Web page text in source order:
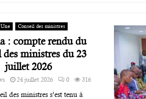
Conseil des ministres
: compte rendu du
des ministres du 23
juillet 2026
24 juillet 2026 0 316
des ministres s’est tenu à